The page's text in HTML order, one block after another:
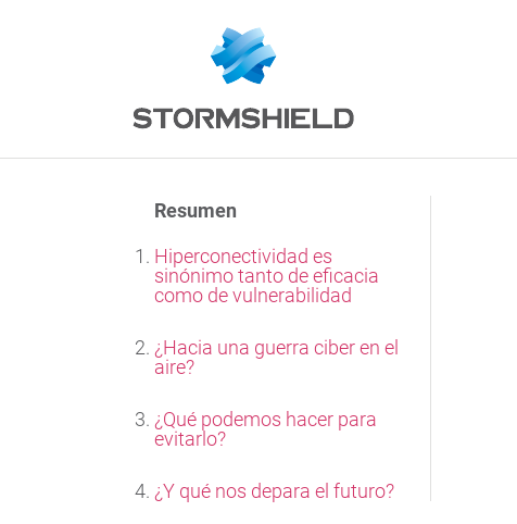
Resumen
Hiperconectividad es
sinónimo tanto de eficacia
como de vulnerabilidad
¿Hacia una guerra ciber en el
aire?
¿Qué podemos hacer para
evitarlo?
¿Y qué nos depara el futuro?